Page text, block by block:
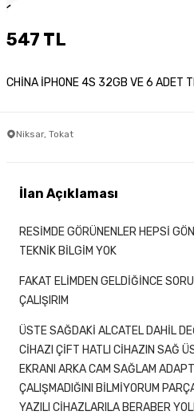
1
547 TL
CHİNA İPHONE 4S 32GB VE 6 ADET
Niksar, Tokat
İlan Açıklaması
RESİMDE GÖRÜNENLER HEPSİ
TEKNİK BİLGİM YOK
FAKAT ELİMDEN GELDİĞİNCE
ÇALIŞIRIM
ÜSTE SAĞDAKİ ALCATEL DAHİL
CİHAZI ÇİFT HATLI CİHAZIN SAĞ
EKRANI ARKA CAM SAĞLAM
ÇALIŞMADIĞINI BİLMİYORUM
YAZILI CİHAZLARILA BERABER